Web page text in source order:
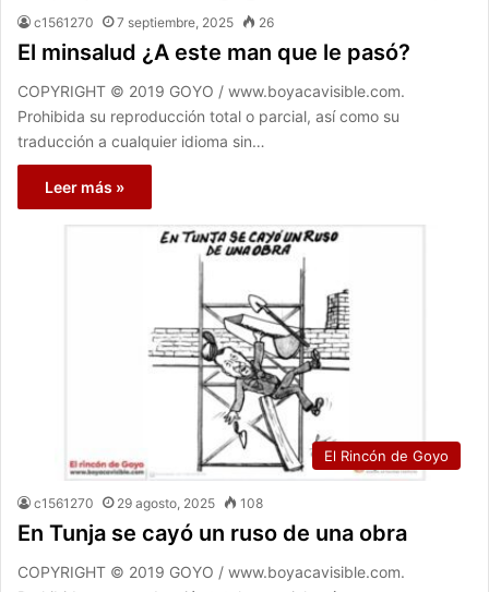
c1561270 7 septiembre, 2025 26
El minsalud ¿A este man que le pasó?
COPYRIGHT © 2019 GOYO / www.boyacavisible.com.
Prohibida su reproducción total o parcial, así como su
traducción a cualquier idioma sin…
Leer más »
El Rincón de Goyo
c1561270 29 agosto, 2025 108
En Tunja se cayó un ruso de una obra
COPYRIGHT © 2019 GOYO / www.boyacavisible.com.